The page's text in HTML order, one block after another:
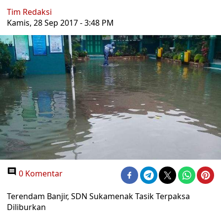
Tim Redaksi
Kamis, 28 Sep 2017 - 3:48 PM
0 Komentar
Terendam Banjir, SDN Sukamenak Tasik Terpaksa
Diliburkan